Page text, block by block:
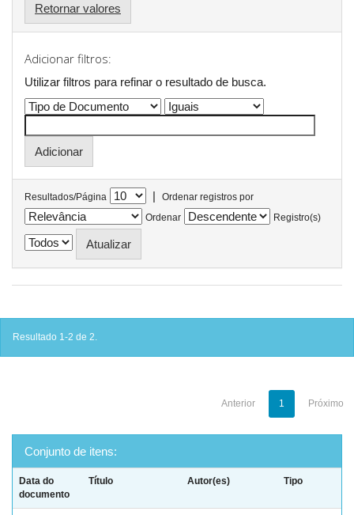
Retornar valores
Adicionar filtros:
Utilizar filtros para refinar o resultado de busca.
Resultados/Página |
Ordenar registros por
Ordenar
Registro(s)
Resultado 1-2 de 2.
Anterior 1 Próximo
Conjunto de itens:
Data do
documento
Título Autor(es) Tipo